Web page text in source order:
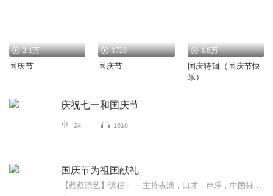
2.1万
国庆节
1726
国庆节
1.6万
国庆特辑（国庆节快
乐）
庆祝七一和国庆节
24 1818
国庆节为祖国献礼